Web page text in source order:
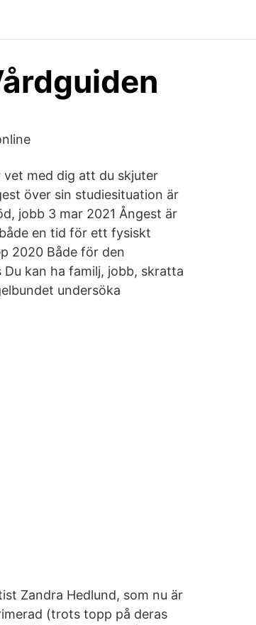
med dig att du skjuter
över sin studiesituation är
jobb 3 mar 2021 Ångest är
en tid för ett fysiskt
2020 Både för den
kan ha familj, jobb, skratta
undersöka
Zandra Hedlund, som nu är
(trots topp på deras